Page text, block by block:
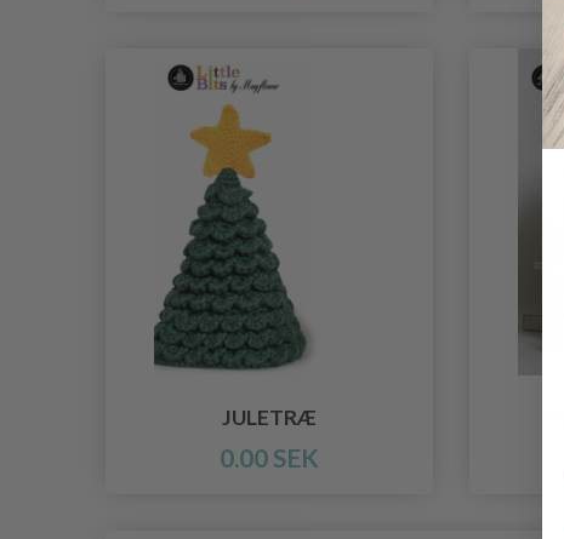
JULETRÆ
0.00 SEK